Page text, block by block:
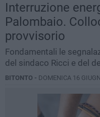
Interruzione
Palombaio.
provvisorio
Fondamentali le
del sindaco Ricci e del
BITONTO - DOMENICA 16